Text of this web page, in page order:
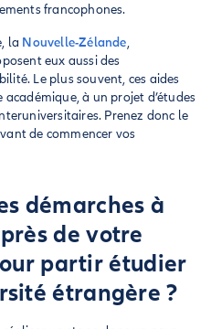
francophones.
la Nouvelle-Zélande,
eux aussi des
Le plus souvent, ces aides
à un projet d’études
Prenez donc le
de commencer vos
démarches à
de votre
partir étudier
étrangère ?